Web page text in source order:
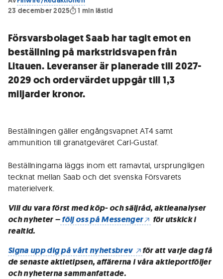
23 december 2025
1 min lästid
Försvarsbolaget Saab har tagit emot en
beställning på markstridsvapen från
Litauen. Leveranser är planerade till 2027-
2029 och ordervärdet uppgår till 1,3
miljarder kronor.
Beställningen gäller engångsvapnet AT4 samt
ammunition till granatgeväret Carl-Gustaf.
Beställningarna läggs inom ett ramavtal, ursprungligen
tecknat mellan Saab och det svenska Försvarets
materielverk.
Vill du vara först med köp- och säljråd, aktieanalyser
och nyheter –följ oss på Messenger
för utskick i
realtid.
Signa upp dig på vårt nyhetsbrev
för att varje dag få
de senaste aktietipsen, affärerna i våra aktieportföljer
och nyheterna sammanfattade.